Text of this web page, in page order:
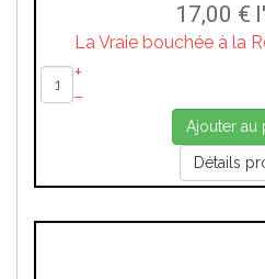
17,00 €
La Vraie bouchée à la
+
–
Ajouter au
Détails